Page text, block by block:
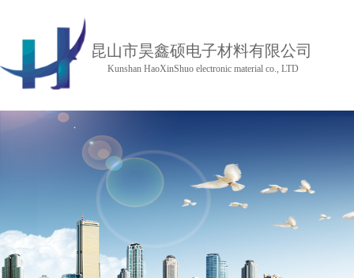
昆山市昊鑫硕电子材料有限公司
Kunshan HaoXinShuo electronic material co., LTD